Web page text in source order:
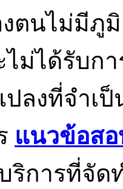
ตนไม่มีภู
ม่ได้รับก
ปลงที่จำเ
แนวข้อส
ริการที่จัด